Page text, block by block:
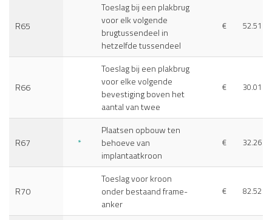
R65
Toeslag bij een plakbrug
voor elk volgende
brugtussendeel in
hetzelfde tussendeel
€ 52.51
R66
Toeslag bij een plakbrug
voor elke volgende
bevestiging boven het
aantal van twee
€ 30.01
R67 *
Plaatsen opbouw ten
behoeve van
implantaatkroon
€ 32.26
R70
Toeslag voor kroon
onder bestaand frame-
anker
€ 82.52